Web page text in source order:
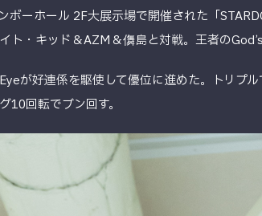
ボーホール 2F大展示場で開催された「
ト・キッド＆AZM＆儛島と対戦。王者の
が好連係を駆使して優位に進めた。トリプ
10回転でブン回す。